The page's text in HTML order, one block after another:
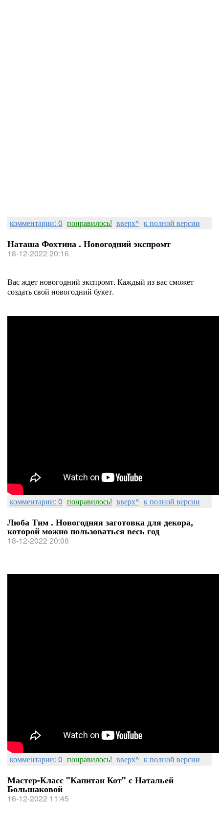
комментарии: 0 понравилось! вверх^ к полной версии
Наташа Фохтина . Новогодний экспромт
18-12-2022 20:16
Вас ждет новогодний экспромт. Каждый из вас сможет
создать свой новогодний букет.
комментарии: 0 понравилось! вверх^ к полной версии
Люба Тим . Новогодняя заготовка для декора,
которой можно пользоваться весь год
18-12-2022 20:08
комментарии: 0 понравилось! вверх^ к полной версии
Мастер-Класс "Капитан Кот" с Натальей
Большаковой
16-12-2022 11:45